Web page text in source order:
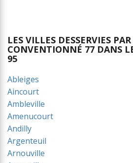
LES VILLES DESSERVIES
CONVENTIONNÉ 77 DANS
95
Ableiges
Aincourt
Ambleville
Amenucourt
Andilly
Argenteuil
Arnouville